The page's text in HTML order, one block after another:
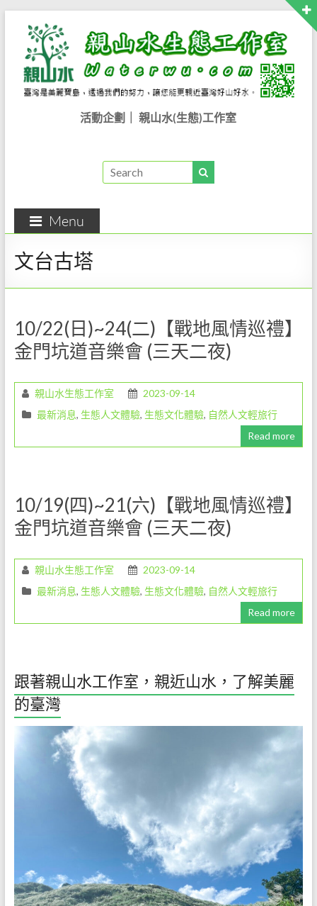
content
生
態
工
作
環
境
說
育
份
既
令
人
愉
悅
卻
重
的
職
務。
持
與
活動企劃｜ 親山水(生態)工作室
Menu
文台古塔
10/22(日)~24(二)【戰地風情巡禮】
金門坑道音樂會 (三天二夜)
親山水生態工作室
2023-09-14
最新消息, 生態人文體驗, 生態文化體驗, 自然人文輕旅行
Read more
10/19(四)~21(六)【戰地風情巡禮】
金門坑道音樂會 (三天二夜)
親山水生態工作室
2023-09-14
最新消息, 生態人文體驗, 生態文化體驗, 自然人文輕旅行
Read more
跟著親山水工作室，親近山水，了解美麗
的臺灣